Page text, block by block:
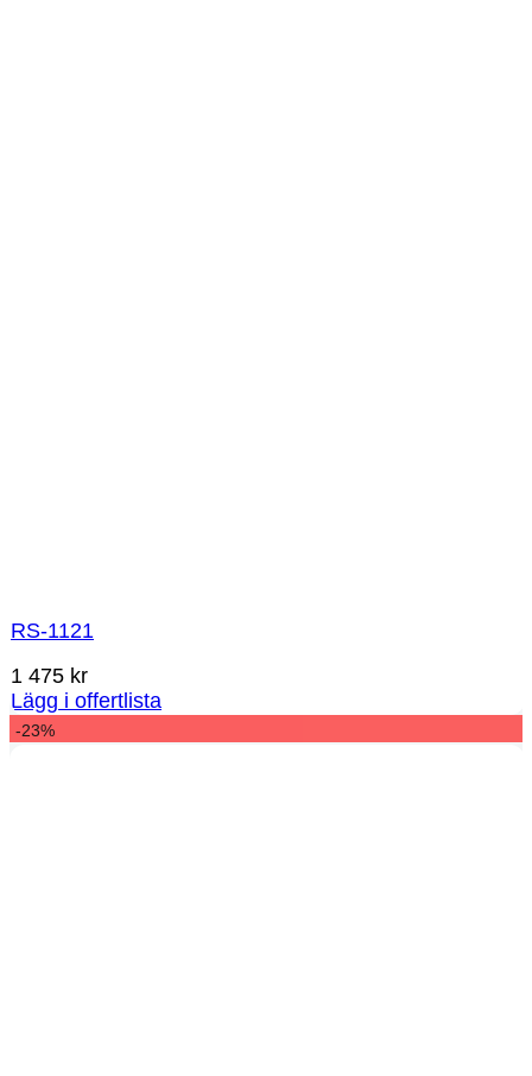
RS-1121
1 475 kr
Lägg i offertlista
-23%